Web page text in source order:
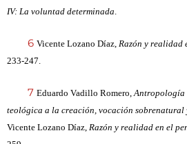
IV: La voluntad determinada.
6 Vicente Lozano Díaz, Razón y realidad
233-247.
7 Eduardo Vadillo Romero, Antropología
teológica a la creación, vocación
Vicente Lozano Díaz, Razón y realidad en el